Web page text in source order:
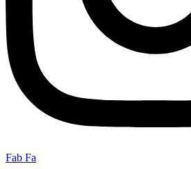
Fab Fa